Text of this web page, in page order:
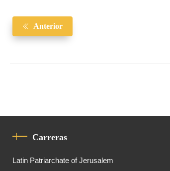
Anterior
Carreras
Latin Patriarchate of Jerusalem